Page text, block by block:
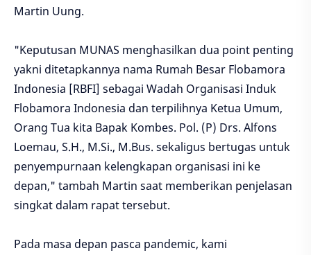
Martin Uung.
"Keputusan MUNAS menghasilkan dua point penting
yakni ditetapkannya nama Rumah Besar Flobamora
Indonesia [RBFI] sebagai Wadah Organisasi Induk
Flobamora Indonesia dan terpilihnya Ketua Umum,
Orang Tua kita Bapak Kombes. Pol. (P) Drs. Alfons
Loemau, S.H., M.Si., M.Bus. sekaligus bertugas untuk
penyempurnaan kelengkapan organisasi ini ke
depan," tambah Martin saat memberikan penjelasan
singkat dalam rapat tersebut.
Pada masa depan pasca pandemic, kami